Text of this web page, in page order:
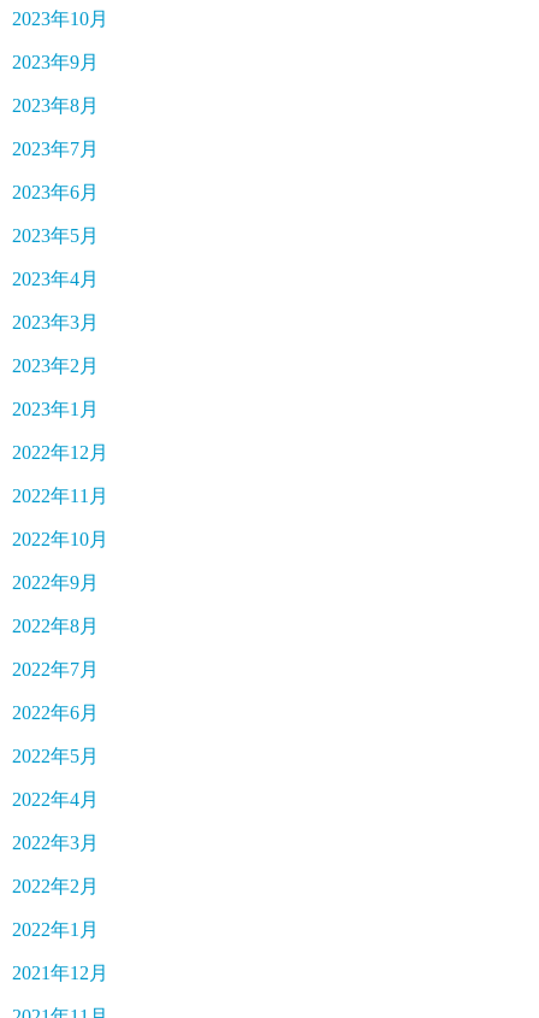
2023年10月
2023年9月
2023年8月
2023年7月
2023年6月
2023年5月
2023年4月
2023年3月
2023年2月
2023年1月
2022年12月
2022年11月
2022年10月
2022年9月
2022年8月
2022年7月
2022年6月
2022年5月
2022年4月
2022年3月
2022年2月
2022年1月
2021年12月